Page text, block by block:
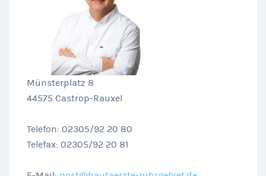
Münsterplatz 8
44575 Castrop-Rauxel
Telefon: 02305/92 20 80
Telefax: 02305/92 20 81